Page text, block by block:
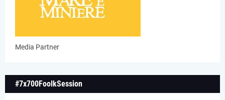
Media Partner
#7x700FoolkSession